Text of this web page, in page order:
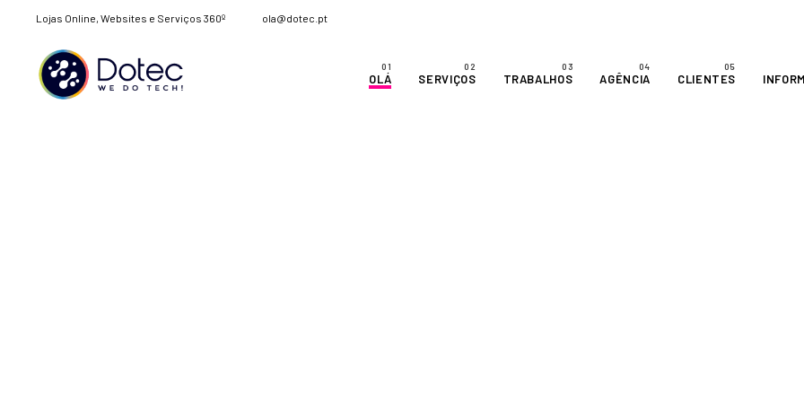
Lojas Online, Websites e Serviços 360º ola@dotec.pt
OLÁ SERVIÇOS TRABALHOS AGÊNCIA CLIENTES